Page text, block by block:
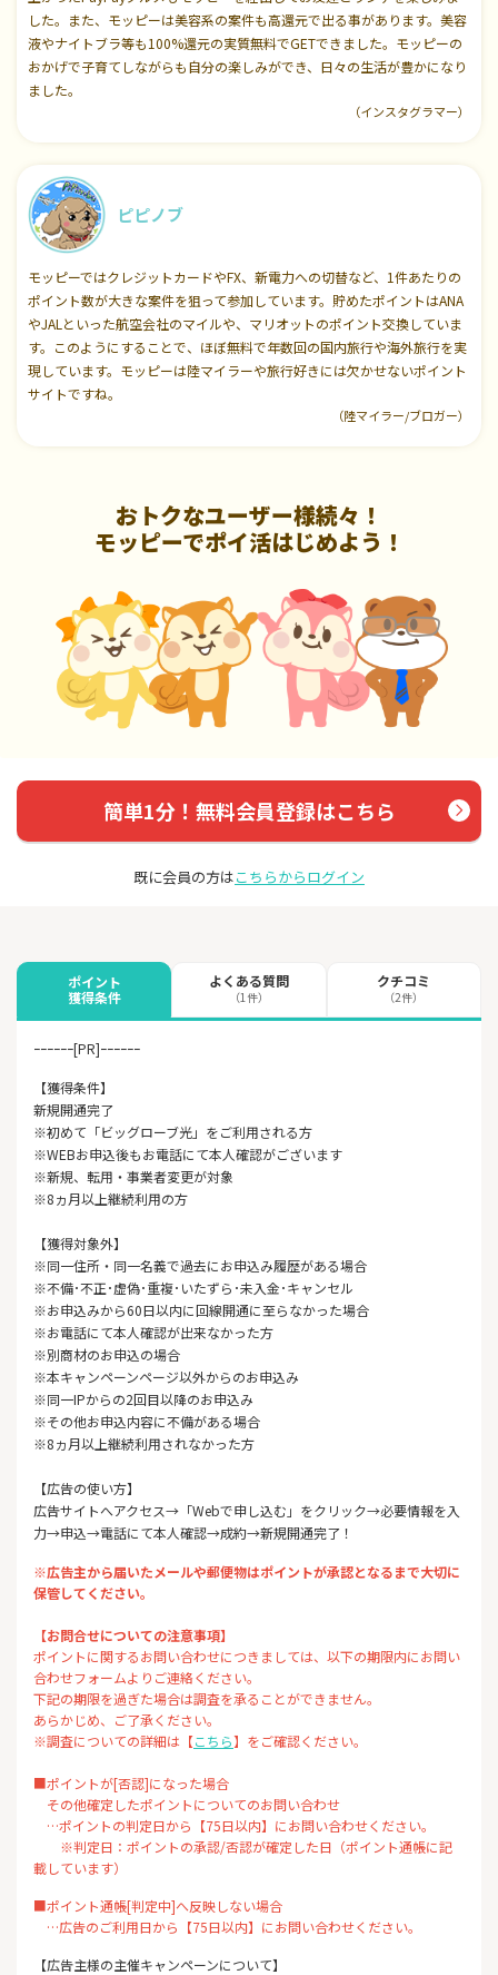
した。また、モッピーは美容系の案件も高還元で出る事があります。美容
液やナイトブラ等も100%還元の実質無料でGETできました。モッピーの
おかげで子育てしながらも自分の楽しみができ、日々の生活が豊かになり
ました。
（インスタグラマー）
ピピノブ
モッピーではクレジットカードやFX、新電力への切替など、1件あたりの
ポイント数が大きな案件を狙って参加しています。貯めたポイントはANA
やJALといった航空会社のマイルや、マリオットのポイント交換していま
す。このようにすることで、ほぼ無料で年数回の国内旅行や海外旅行を実
現しています。モッピーは陸マイラーや旅行好きには欠かせないポイント
サイトですね。
（陸マイラー/ブロガー）
おトクなユーザー様続々！
モッピーでポイ活はじめよう！
簡単1分！無料会員登録はこちら
既に会員の方はこちらからログイン
ポイント
獲得条件
よくある質問
（1件）
クチコミ
（2件）
ｰｰｰｰｰｰ[PR]ｰｰｰｰｰｰ
【獲得条件】
新規開通完了
※初めて「ビッグローブ光」をご利用される方
※WEBお申込後もお電話にて本人確認がございます
※新規、転用・事業者変更が対象
※8ヵ月以上継続利用の方
【獲得対象外】
※同一住所・同一名義で過去にお申込み履歴がある場合
※不備･不正･虚偽･重複･いたずら･未入金･キャンセル
※お申込みから60日以内に回線開通に至らなかった場合
※お電話にて本人確認が出来なかった方
※別商材のお申込の場合
※本キャンペーンページ以外からのお申込み
※同一IPからの2回目以降のお申込み
※その他お申込内容に不備がある場合
※8ヵ月以上継続利用されなかった方
【広告の使い方】
広告サイトへアクセス→「Webで申し込む」をクリック→必要情報を入
力→申込→電話にて本人確認→成約→新規開通完了！
※広告主から届いたメールや郵便物はポイントが承認となるまで大切に
保管してください。
【お問合せについての注意事項】
ポイントに関するお問い合わせにつきましては、以下の期限内にお問い
合わせフォームよりご連絡ください。
下記の期限を過ぎた場合は調査を承ることができません。
あらかじめ、ご了承ください。
※調査についての詳細は【こちら】をご確認ください。
■ポイントが[否認]になった場合
その他確定したポイントについてのお問い合わせ
…ポイントの判定日から【75日以内】にお問い合わせください。
※判定日：ポイントの承認/否認が確定した日（ポイント通帳に記
載しています）
■ポイント通帳[判定中]へ反映しない場合
…広告のご利用日から【75日以内】にお問い合わせください。
【広告主様の主催キャンペーンについて】